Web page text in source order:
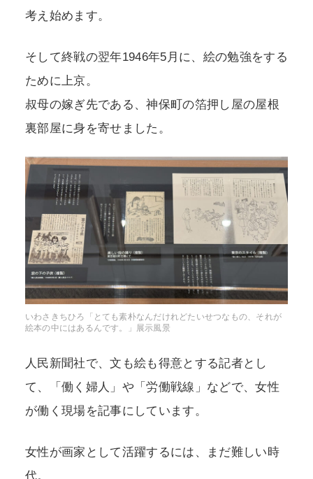
考え始めます。
そして終戦の翌年1946年5月に、絵の勉強をする
ために上京。
叔母の嫁ぎ先である、神保町の箔押し屋の屋根
裏部屋に身を寄せました。
いわさきちひろ「とても素朴なんだけれどたいせつなもの、それが
絵本の中にはあるんです。」展示風景
人民新聞社で、文も絵も得意とする記者とし
て、「働く婦人」や「労働戦線」などで、女性
が働く現場を記事にしています。
女性が画家として活躍するには、まだ難しい時
代。